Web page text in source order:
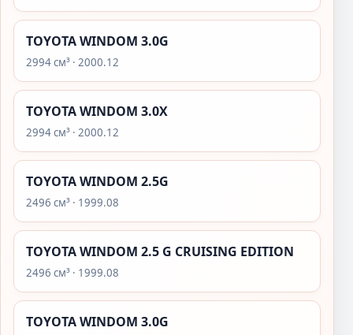
TOYOTA WINDOM 3.0G
2994 см³ · 2000.12
TOYOTA WINDOM 3.0X
2994 см³ · 2000.12
TOYOTA WINDOM 2.5G
2496 см³ · 1999.08
TOYOTA WINDOM 2.5 G CRUISING EDITION
2496 см³ · 1999.08
TOYOTA WINDOM 3.0G